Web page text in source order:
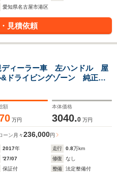
愛知県名古屋市港区
見積依頼
ィーラー車 左ハンドル 屋
ドライビングゾーン 純正フ
テッチング(ビアンコ)ロッソ
証書 スペアキー有り
額
万円
本体価格
3040.0 万円
ーン 月々236,000円
2017年 走行 0.8万km
'27/07 修復
なし
保証付 整備
法定整備付